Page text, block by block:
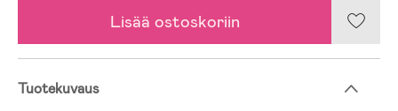
Lisää ostoskoriin
Tuotekuvaus